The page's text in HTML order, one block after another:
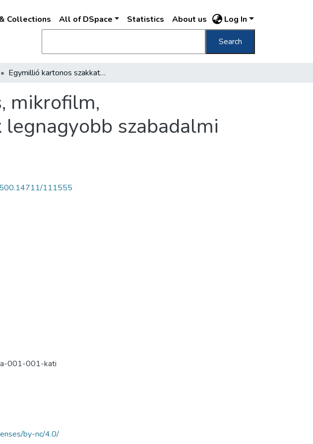
Collections All of DSpace Statistics About us Log In
Search
Egymillió kartonos szakkatalógus, mikrofilm, tolmácsszolgálat és Európa egyik legnagyobb szabadalmi gyűjteménye
mikrofilm,
szabadalmi
111555
001-001-kati
by-nc/4.0/